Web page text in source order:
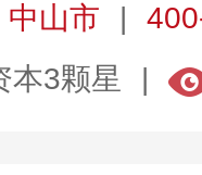
中山市
本3颗星